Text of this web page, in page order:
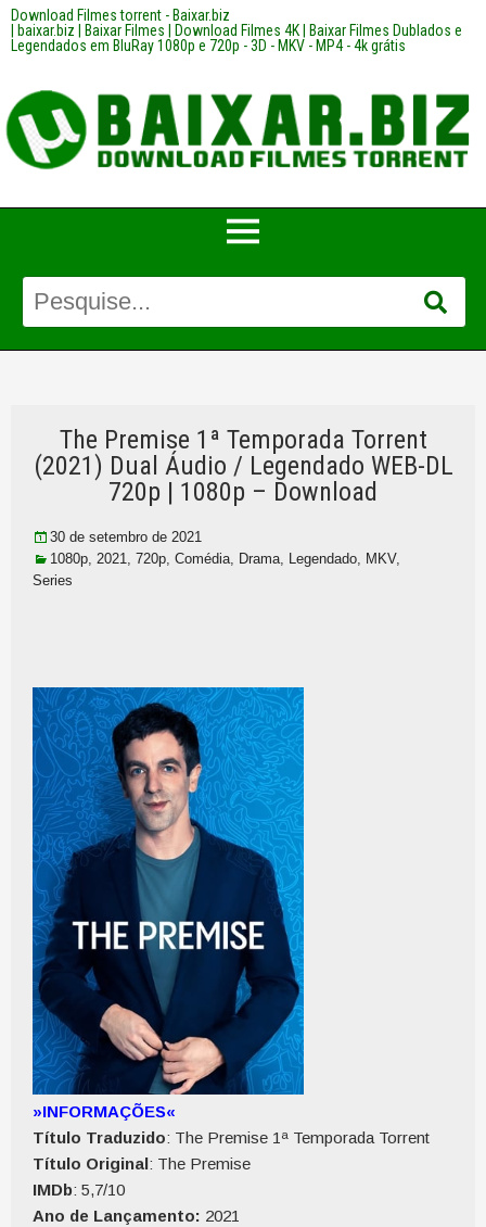
Download Filmes torrent - Baixar.biz
| baixar.biz | Baixar Filmes | Download Filmes 4K | Baixar Filmes Dublados e
Legendados em BluRay 1080p e 720p - 3D - MKV - MP4 - 4k grátis
The Premise 1ª Temporada Torrent
(2021) Dual Áudio / Legendado WEB-DL
720p | 1080p – Download
30 de setembro de 2021
1080p, 2021, 720p, Comédia, Drama, Legendado, MKV,
Series
»INFORMAÇÕES«
Título Traduzido: The Premise 1ª Temporada Torrent
Título Original: The Premise
IMDb: 5,7/10
Ano de Lançamento: 2021